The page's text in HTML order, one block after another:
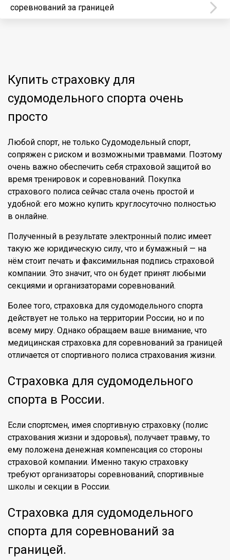
соревнований за границей
Купить страховку для
судомодельного спорта очень
просто
Любой спорт, не только Судомодельный спорт,
сопряжен с риском и возможными травмами. Поэтому
очень важно обеспечить себя страховой защитой во
время тренировок и соревнований. Покупка
страхового полиса сейчас стала очень простой и
удобной: его можно купить круглосуточно полностью
в онлайне.
Полученный в результате электронный полис имеет
такую же юридическую силу, что и бумажный — на
нём стоит печать и факсимильная подпись страховой
компании. Это значит, что он будет принят любыми
секциями и организаторами соревнований.
Более того, страховка для судомодельного спорта
действует не только на территории России, но и по
всему миру. Однако обращаем ваше внимание, что
медицинская страховка для соревнований за границей
отличается от спортивного полиса страхования жизни.
Страховка для судомодельного
спорта в России.
Если спортсмен, имея спортивную страховку (полис
страхования жизни и здоровья), получает травму, то
ему положена денежная компенсация со стороны
страховой компании. Именно такую страховку
требуют организаторы соревнований, спортивные
школы и секции в России.
Страховка для судомодельного
спорта для соревнований за
границей.